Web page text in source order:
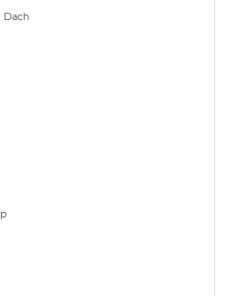
Dach